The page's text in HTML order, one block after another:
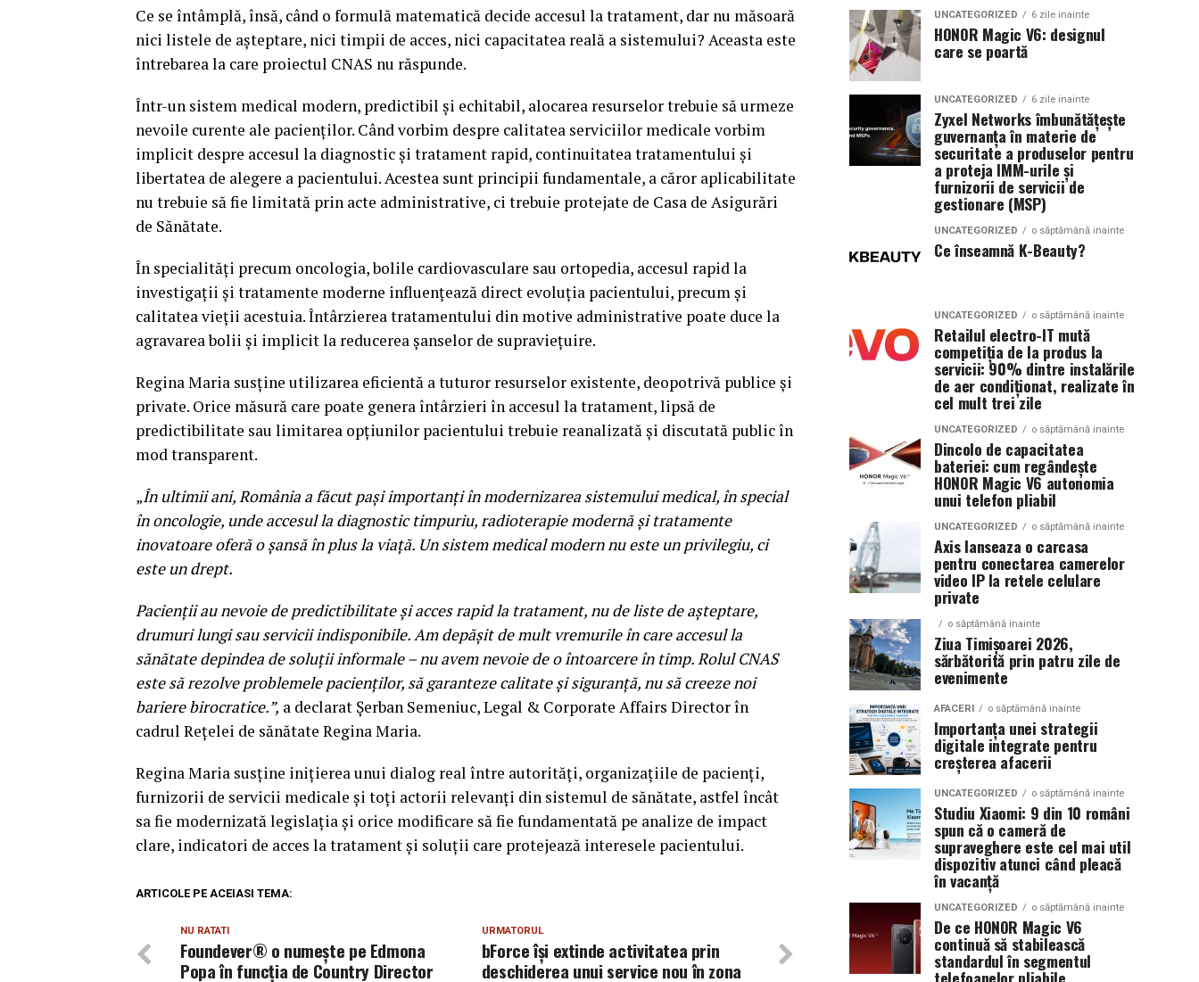
Ce se întâmplă, însă, când o formulă matematică decide accesul la tratament, dar nu măsoară
nici listele de așteptare, nici timpii de acces, nici capacitatea reală a sistemului? Aceasta este
întrebarea la care proiectul CNAS nu răspunde.
Într-un sistem medical modern, predictibil și echitabil, alocarea resurselor trebuie să urmeze
nevoile curente ale pacienților. Când vorbim despre calitatea serviciilor medicale vorbim
implicit despre accesul la diagnostic și tratament rapid, continuitatea tratamentului și
libertatea de alegere a pacientului. Acestea sunt principii fundamentale, a căror aplicabilitate
nu trebuie să fie limitată prin acte administrative, ci trebuie protejate de Casa de Asigurări
de Sănătate.
În specialități precum oncologia, bolile cardiovasculare sau ortopedia, accesul rapid la
investigații și tratamente moderne influențează direct evoluția pacientului, precum și
calitatea vieții acestuia. Întârzierea tratamentului din motive administrative poate duce la
agravarea bolii și implicit la reducerea șanselor de supraviețuire.
Regina Maria susține utilizarea eficientă a tuturor resurselor existente, deopotrivă publice și
private. Orice măsură care poate genera întârzieri în accesul la tratament, lipsă de
predictibilitate sau limitarea opțiunilor pacientului trebuie reanalizată și discutată public în
mod transparent.
„În ultimii ani, România a făcut pași importanți în modernizarea sistemului medical, în special
în oncologie, unde accesul la diagnostic timpuriu, radioterapie modernă și tratamente
inovatoare oferă o șansă în plus la viață. Un sistem medical modern nu este un privilegiu, ci
este un drept.
Pacienții au nevoie de predictibilitate și acces rapid la tratament, nu de liste de așteptare,
drumuri lungi sau servicii indisponibile. Am depășit de mult vremurile în care accesul la
sănătate depindea de soluții informale – nu avem nevoie de o întoarcere în timp. Rolul CNAS
este să rezolve problemele pacienților, să garanteze calitate și siguranță, nu să creeze noi
bariere birocratice.”, a declarat Șerban Semeniuc, Legal & Corporate Affairs Director în
cadrul Rețelei de sănătate Regina Maria.
Regina Maria susține inițierea unui dialog real între autorități, organizațiile de pacienți,
furnizorii de servicii medicale și toți actorii relevanți din sistemul de sănătate, astfel încât
sa fie modernizată legislația și orice modificare să fie fundamentată pe analize de impact
clare, indicatori de acces la tratament și soluții care protejează interesele pacientului.
ARTICOLE PE ACEIASI TEMA:
URMATORUL
bForce își extinde activitatea prin
deschiderea unui service nou în zona
NU RATATI
Foundever® o numește pe Edmona
Popa în funcția de Country Director
UNCATEGORIZED 6 zile inainte
HONOR Magic V6: designul
care se poartă
UNCATEGORIZED 6 zile inainte
Zyxel Networks îmbunătățește
guvernanța în materie de
securitate a produselor pentru
a proteja IMM-urile și
furnizorii de servicii de
gestionare (MSP)
UNCATEGORIZED o săptămână inainte
Ce înseamnă K-Beauty?
UNCATEGORIZED o săptămână inainte
Retailul electro-IT mută
competiția de la produs la
servicii: 90% dintre instalările
de aer condiționat, realizate în
cel mult trei zile
UNCATEGORIZED o săptămână inainte
Dincolo de capacitatea
bateriei: cum regândește
HONOR Magic V6 autonomia
unui telefon pliabil
UNCATEGORIZED o săptămână inainte
Axis lanseaza o carcasa
pentru conectarea camerelor
video IP la retele celulare
private
o săptămână inainte
Ziua Timișoarei 2026,
sărbătorită prin patru zile de
evenimente
AFACERI o săptămână inainte
Importanța unei strategii
digitale integrate pentru
creșterea afacerii
UNCATEGORIZED o săptămână inainte
Studiu Xiaomi: 9 din 10 români
spun că o cameră de
supraveghere este cel mai util
dispozitiv atunci când pleacă
în vacanță
UNCATEGORIZED o săptămână inainte
De ce HONOR Magic V6
continuă să stabilească
standardul în segmentul